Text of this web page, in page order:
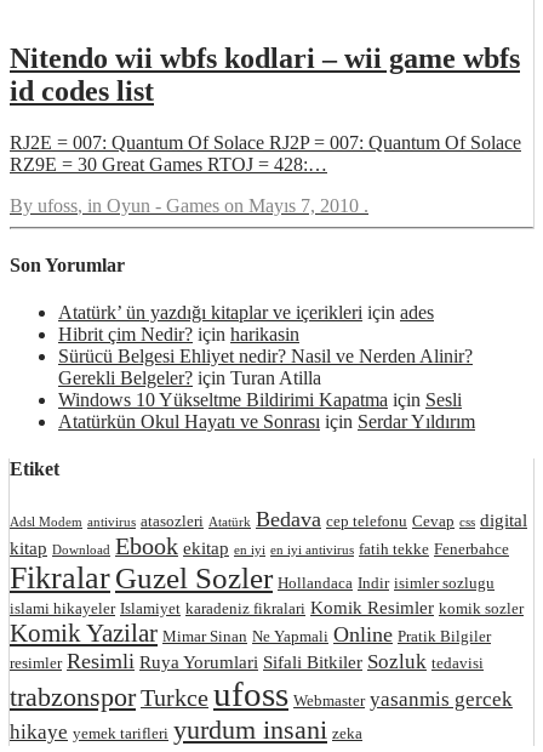
Nitendo wii wbfs kodlari – wii game wbfs
id codes list
RJ2E = 007: Quantum Of Solace RJ2P = 007: Quantum Of Solace
RZ9E = 30 Great Games RTOJ = 428:…
By ufoss, in Oyun - Games on Mayıs 7, 2010 .
Son Yorumlar
Atatürk’ ün yazdığı kitaplar ve içerikleri için ades
Hibrit çim Nedir? için harikasin
Sürücü Belgesi Ehliyet nedir? Nasil ve Nerden Alinir?
Gerekli Belgeler? için Turan Atilla
Windows 10 Yükseltme Bildirimi Kapatma için Sesli
Atatürkün Okul Hayatı ve Sonrası için Serdar Yıldırım
Etiket
Adsl Modem antivirus atasozleri Atatürk Bedava cep telefonu Cevap css digital
kitap Download Ebook ekitap en iyi en iyi antivirus fatih tekke Fenerbahce
FikralarGuzel Sozler Hollandaca Indir isimler sozlugu
islami hikayeler Islamiyet karadeniz fikralari Komik Resimler komik sozler
Komik Yazilar Mimar Sinan Ne Yapmali Online Pratik Bilgiler
resimler Resimli Ruya Yorumlari Sifali Bitkiler Sozluk tedavisi
trabzonsporTurkceufoss Webmaster yasanmis gercek
hikaye yemek tarifleri yurdum insani zeka